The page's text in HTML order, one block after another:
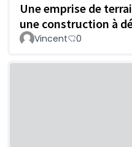
Une emprise de
une construction à
Vincent 0